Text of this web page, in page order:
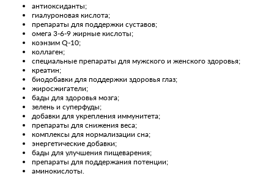
антиоксиданты;
гиалуроновая кислота;
препараты для поддержки суставов;
омега 3-6-9 жирные кислоты;
коэнзим Q-10;
коллаген;
специальные препараты для мужского и женского здоровья;
креатин;
биодобавки для поддержки здоровья глаз;
жиросжигатели;
бады для здоровья мозга;
зелень и суперфуды;
добавки для укрепления иммунитета;
препараты для снижения веса;
комплексы для нормализации сна;
энергетические добавки;
бады для улучшения пищеварения;
препараты для поддержания потенции;
аминокислоты.